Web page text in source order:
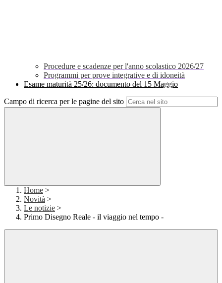
Procedure e scadenze per l'anno scolastico 2026/27
Programmi per prove integrative e di idoneità
Esame maturità 25/26: documento del 15 Maggio
Campo di ricerca per le pagine del sito
Home >
Novità >
Le notizie >
Primo Disegno Reale - il viaggio nel tempo -